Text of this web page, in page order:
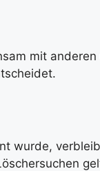
mit
wurde,